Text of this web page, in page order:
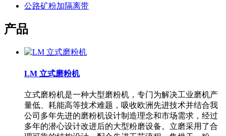
公路矿粉加隔离带
产品
LM 立式磨粉机
立式磨粉机是一种大型磨粉机，专门为解决工业磨机产
量低、耗能高等技术难题，吸收欧洲先进技术并结合我
公司多年先进的磨粉机设计制造理念和市场需求，经过
多年的潜心设计改进后的大型粉磨设备。立磨采用了合